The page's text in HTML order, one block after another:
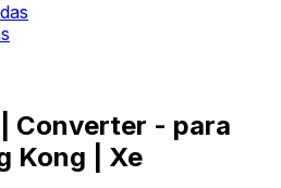
| Converter - para
Kong | Xe